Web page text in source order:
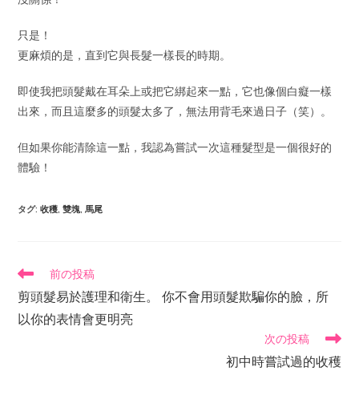
只是！
更麻煩的是，直到它與長髮一樣長的時期。
即使我把頭髮戴在耳朵上或把它綁起來一點，它也像個白癡一樣
出來，而且這麼多的頭髮太多了，無法用背毛來過日子（笑）。
但如果你能清除這一點，我認為嘗試一次這種髮型是一個很好的
體驗！
タグ:收穫, 雙塊, 馬尾
前の投稿
剪頭髮易於護理和衛生。 你不會用頭髮欺騙你的臉，所
以你的表情會更明亮
次の投稿
初中時嘗試過的收穫